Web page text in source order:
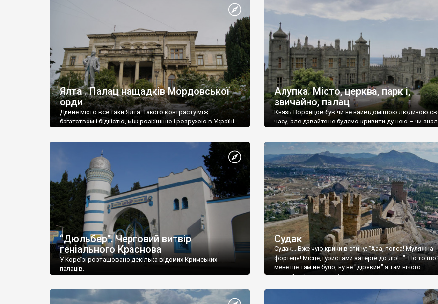
Ялта . Палац нащадків Мордовської
орди
Дивне місто все таки Ялта. Такого контрасту між
багатством і бідністю, між розкішшю і розрухою в Україні
Алупка. Місто, церква, парк і,
звичайно, палац
Князь Воронцов був чи не найвідомішою людиною
часу, але давайте не будемо кривити душею – чи
“Дюльбер”. Черговий витвір
геніального Краснова
У Кореїзі розташовано декілька відомих Кримських
палаців.
Судак
Судак... Вже чую крики в спину: "Ааа, попса! Муляжна
фортеця! Місце,туристами затерте до дір!..." Но то
мене ще там не було, ну не "дірявив" я там нічого...
принаймні до цього літа.